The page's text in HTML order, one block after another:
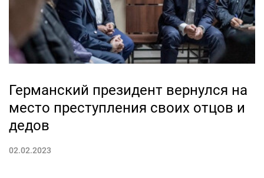
Германский президент вернулся на
место преступления своих отцов и
дедов
02.02.2023